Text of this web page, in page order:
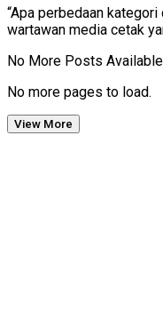
“Apa perbedaan
wartawan media cetak
No More Posts
No more pages to load.
View More